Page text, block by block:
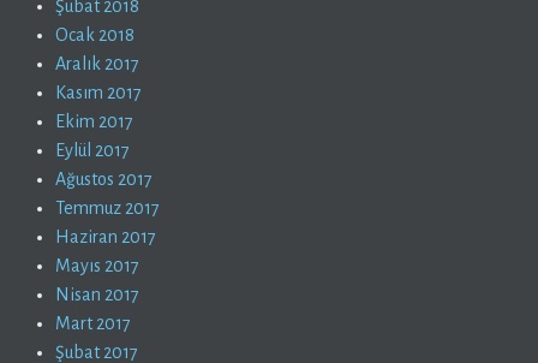
Şubat 2018
Ocak 2018
Aralık 2017
Kasım 2017
Ekim 2017
Eylül 2017
Ağustos 2017
Temmuz 2017
Haziran 2017
Mayıs 2017
Nisan 2017
Mart 2017
Şubat 2017